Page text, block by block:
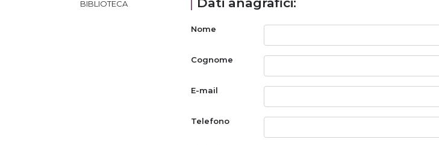
BIBLIOTECA
Nome
Cognome
E-mail
Telefono